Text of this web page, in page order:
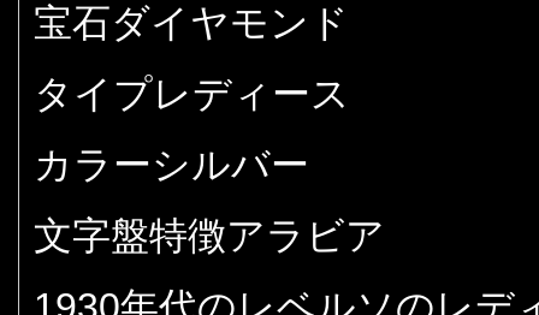
宝石ダイヤモンド
タイプレディース
カラーシルバー
文字盤特徴アラビア